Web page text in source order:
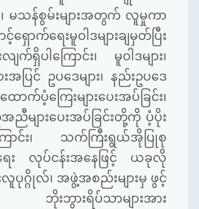
မသန်စွမ်းများအတွက် လူမှုကာ
င့်ရှောက်ရေးမူဝါဒများချမှတ်ပြီး
ျက်ရှိပါကြောင်း၊
မူဝါဒများ၊
းအပြင် ဥပဒေများ၊ နည်းဥပဒေ
ထောက်ပံ့ကြေးများပေးအပ်ခြင်း၊
များပေးအပ်ခြင်းတို့ကို ပံ့ပိုး
ာင်း၊
သက်ကြီးရွယ်အိုပြုစု
း လုပ်ငန်းအနေဖြင့်
ယခုလို
ပုဂ္ဂိုလ်၊ အဖွဲ့အစည်းများမှ ဖွင့်
ဘိုးဘွားရိပ်သာများအား